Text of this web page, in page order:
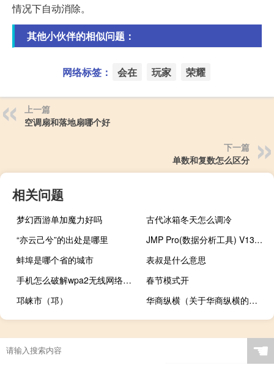
情况下自动消除。
其他小伙伴的相似问题：
网络标签： 会在 玩家 荣耀
上一篇
空调扇和落地扇哪个好
下一篇
单数和复数怎么区分
相关问题
梦幻西游单加魔力好吗
古代冰箱冬天怎么调冷
“亦云己兮”的出处是哪里
JMP Pro(数据分析工具) V13.2.0 官方版（JMP Pro(数据分析工具) V13.2.0 官方版功能简介）
蚌埠是哪个省的城市
表叔是什么意思
手机怎么破解wpa2无线网络（wpa2无线网络破解）
春节模式开
邛崃市（邛）
华商纵横（关于华商纵横的介绍）
☚